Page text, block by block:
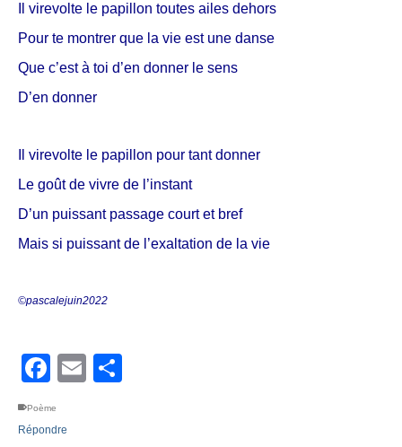
Il virevolte le papillon toutes ailes dehors
Pour te montrer que la vie est une danse
Que c’est à toi d’en donner le sens
D’en donner
Il virevolte le papillon pour tant donner
Le goût de vivre de l’instant
D’un puissant passage court et bref
Mais si puissant de l’exaltation de la vie
©pascalejuin2022
Facebook
Email
Poème
Répondre